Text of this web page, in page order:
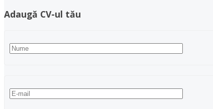
Adaugă CV-ul tău